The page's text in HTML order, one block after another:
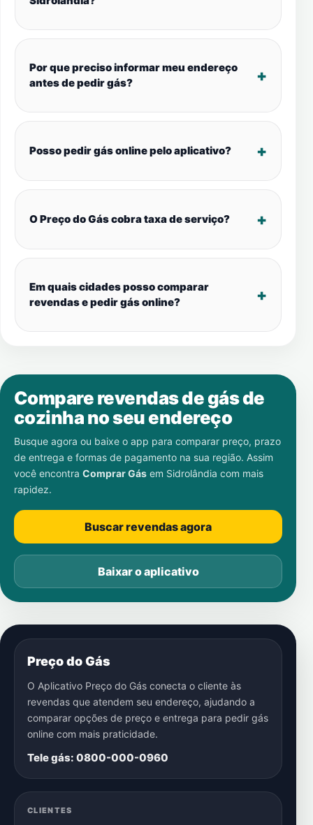
Por que preciso informar meu endereço
antes de pedir gás?
Posso pedir gás online pelo aplicativo?
O Preço do Gás cobra taxa de serviço?
Em quais cidades posso comparar
revendas e pedir gás online?
Compare revendas de gás de
cozinha no seu endereço
Busque agora ou baixe o app para comparar preço, prazo
de entrega e formas de pagamento na sua região. Assim
você encontra Comprar Gás em Sidrolândia com mais
rapidez.
Buscar revendas agora
Baixar o aplicativo
Preço do Gás
O Aplicativo Preço do Gás conecta o cliente às
revendas que atendem seu endereço, ajudando a
comparar opções de preço e entrega para pedir gás
online com mais praticidade.
Tele gás: 0800-000-0960
CLIENTES